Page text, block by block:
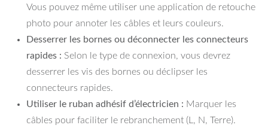
Vous pouvez même utiliser une application de retouche
photo pour annoter les câbles et leurs couleurs.
Desserrer les bornes ou déconnecter les connecteurs
rapides : Selon le type de connexion, vous devrez
desserrer les vis des bornes ou déclipser les
connecteurs rapides.
Utiliser le ruban adhésif d’électricien : Marquer les
câbles pour faciliter le rebranchement (L, N, Terre).